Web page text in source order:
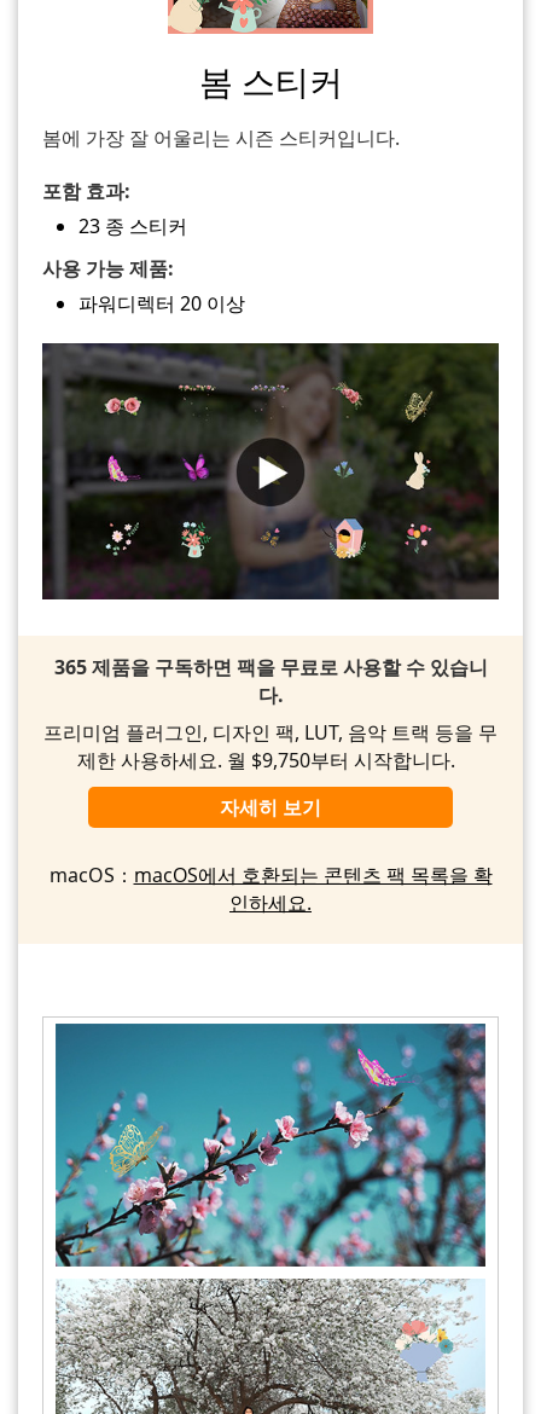
봄 스티커
봄에 가장 잘 어울리는 시즌 스티커입니다.
포함 효과:
23 종 스티커
사용 가능 제품:
파워디렉터 20 이상
365 제품을 구독하면 팩을 무료로 사용할 수 있습니
다.
프리미엄 플러그인, 디자인 팩, LUT, 음악 트랙 등을 무
제한 사용하세요. 월 $9,750부터 시작합니다.
자세히 보기
macOS： macOS에서 호환되는 콘텐츠 팩 목록을 확
인하세요.